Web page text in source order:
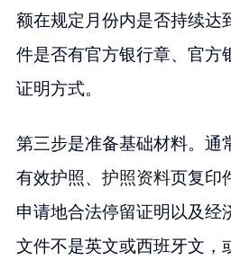
额在规定月份内是否持续达
件是否有官方银行章、官方
证明方式。
第三步是准备基础材料。通
有效护照、 护照资料页复印
申请地合法停留证明以及经
文件不是英文或西班牙文，